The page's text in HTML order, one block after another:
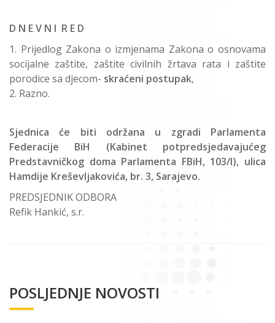
D N E V N I R E D
Prijedlog Zakona o izmjenama Zakona o osnovama
socijalne zaštite, zaštite civilnih žrtava rata i zaštite
porodice sa djecom- skraćeni postupak,
Razno.
Sjednica će biti održana u zgradi Parlamenta
Federacije BiH (Kabinet potpredsjedavajućeg
Predstavničkog doma Parlamenta FBiH, 103/I), ulica
Hamdije Kreševljakovića, br. 3, Sarajevo.
PREDSJEDNIK ODBORA
Refik Hankić, s.r.
POSLJEDNJE NOVOSTI